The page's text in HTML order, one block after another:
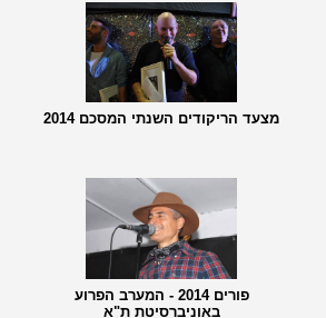
מצעד הריקודים השנתי המסכם 2014
פורים 2014 - המערב הפרוע
באוניברסיטת ת"א